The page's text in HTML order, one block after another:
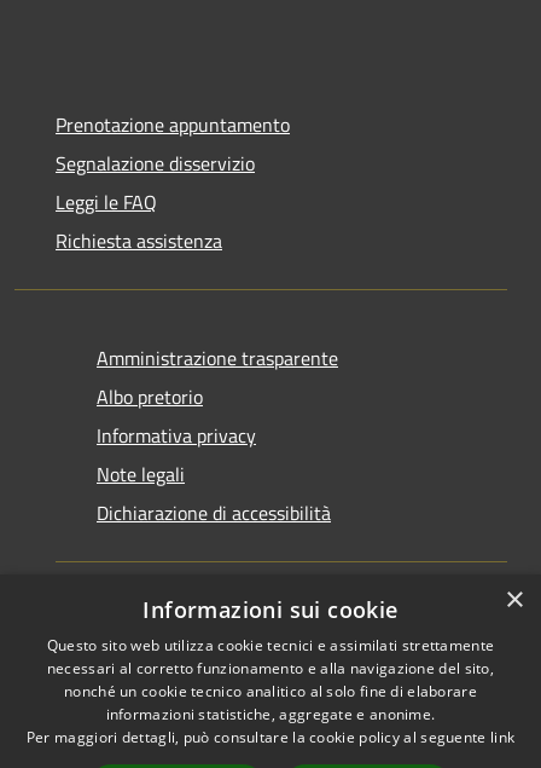
Prenotazione appuntamento
Segnalazione disservizio
Leggi le FAQ
Richiesta assistenza
Amministrazione trasparente
Albo pretorio
Informativa privacy
Note legali
Dichiarazione di accessibilità
RSS
Accessibilità
Cookie
Copyright © 2026 • Comune di
Santarcangelo di Romagna •
Powered byMunicipium
Accesso redazione
×
Informazioni sui cookie
Questo sito web utilizza cookie tecnici e assimilati strettamente
necessari al corretto funzionamento e alla navigazione del sito,
nonché un cookie tecnico analitico al solo fine di elaborare
informazioni statistiche, aggregate e anonime.
Per maggiori dettagli, può consultare la cookie policy al seguente link